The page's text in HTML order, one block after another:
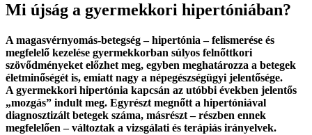
Mi újság a gyermekkori hipertóniában?
A magasvérnyomás-betegség – hipertónia – felismerése és
megfelelő kezelése gyermekkorban súlyos felnőttkori
szövődményeket előzhet meg, egyben meghatározza a betegek
életminőségét is, emiatt nagy a népegészségügyi jelentősége.
A gyermekkori hipertónia kapcsán az utóbbi években jelentős
„mozgás” indult meg. Egyrészt megnőtt a hipertóniával
diagnosztizált betegek száma, másrészt – részben ennek
megfelelően – változtak a vizsgálati és terápiás irányelvek.